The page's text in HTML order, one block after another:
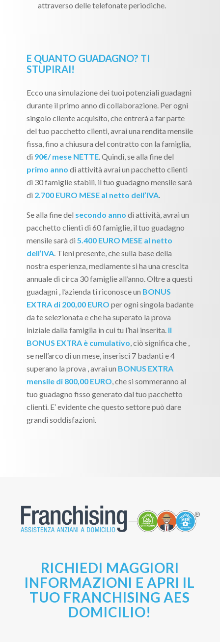
attraverso delle telefonate periodiche.
E QUANTO GUADAGNO? TI
STUPIRAI!
Ecco una simulazione dei tuoi potenziali guadagni
durante il primo anno di collaborazione. Per ogni
singolo cliente acquisito, che entrerà a far parte
del tuo pacchetto clienti, avrai una rendita mensile
fissa, fino a chiusura del contratto con la famiglia,
di 90€/ mese NETTE. Quindi, se alla fine del
primo anno di attività avrai un pacchetto clienti
di 30 famiglie stabili, il tuo guadagno mensile sarà
di 2.700 EURO MESE al netto dell’IVA.
Se alla fine del secondo anno di attività, avrai un
pacchetto clienti di 60 famiglie, il tuo guadagno
mensile sarà di 5.400 EURO MESE al netto
dell’IVA. Tieni presente, che sulla base della
nostra esperienza, mediamente si ha una crescita
annuale di circa 30 famiglie all’anno. Oltre a questi
guadagni , l’azienda ti riconosce un BONUS
EXTRA di 200,00 EURO per ogni singola badante
da te selezionata e che ha superato la prova
iniziale dalla famiglia in cui tu l’hai inserita. Il
BONUS EXTRA è cumulativo , ciò significa che ,
se nell’arco di un mese, inserisci 7 badanti e 4
superano la prova , avrai un BONUS EXTRA
mensile di 800,00 EURO , che si sommeranno al
tuo guadagno fisso generato dal tuo pacchetto
clienti. E’ evidente che questo settore può dare
grandi soddisfazioni.
RICHIEDI MAGGIORI
INFORMAZIONI E APRI IL
TUO FRANCHISING AES
DOMICILIO!